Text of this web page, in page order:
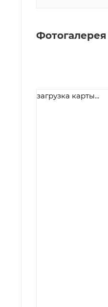
Фотогалерея
загрузка карты...